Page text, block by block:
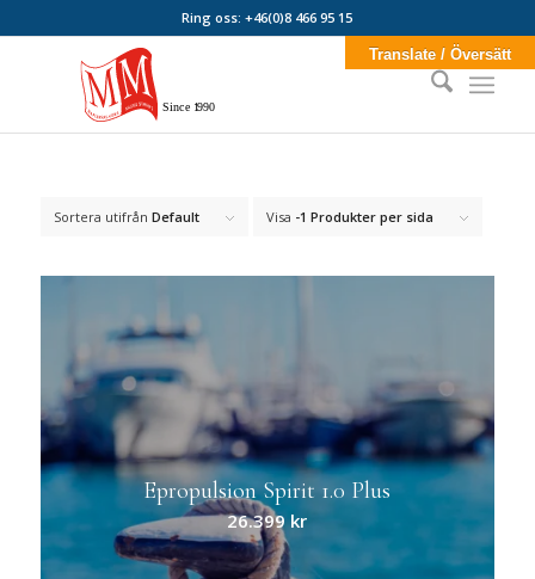
Ring oss: +46(0)8 466 95 15
Since 1990
Sortera utifrån Default Visa -1 Produkter per sida
Epropulsion Spirit 1.0 Plus
26.399kr
Translate / Översätt